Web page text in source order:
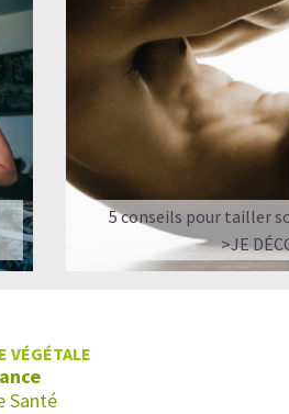
5 conseils pour tailler
>JE
VÉGÉTALE
Santé